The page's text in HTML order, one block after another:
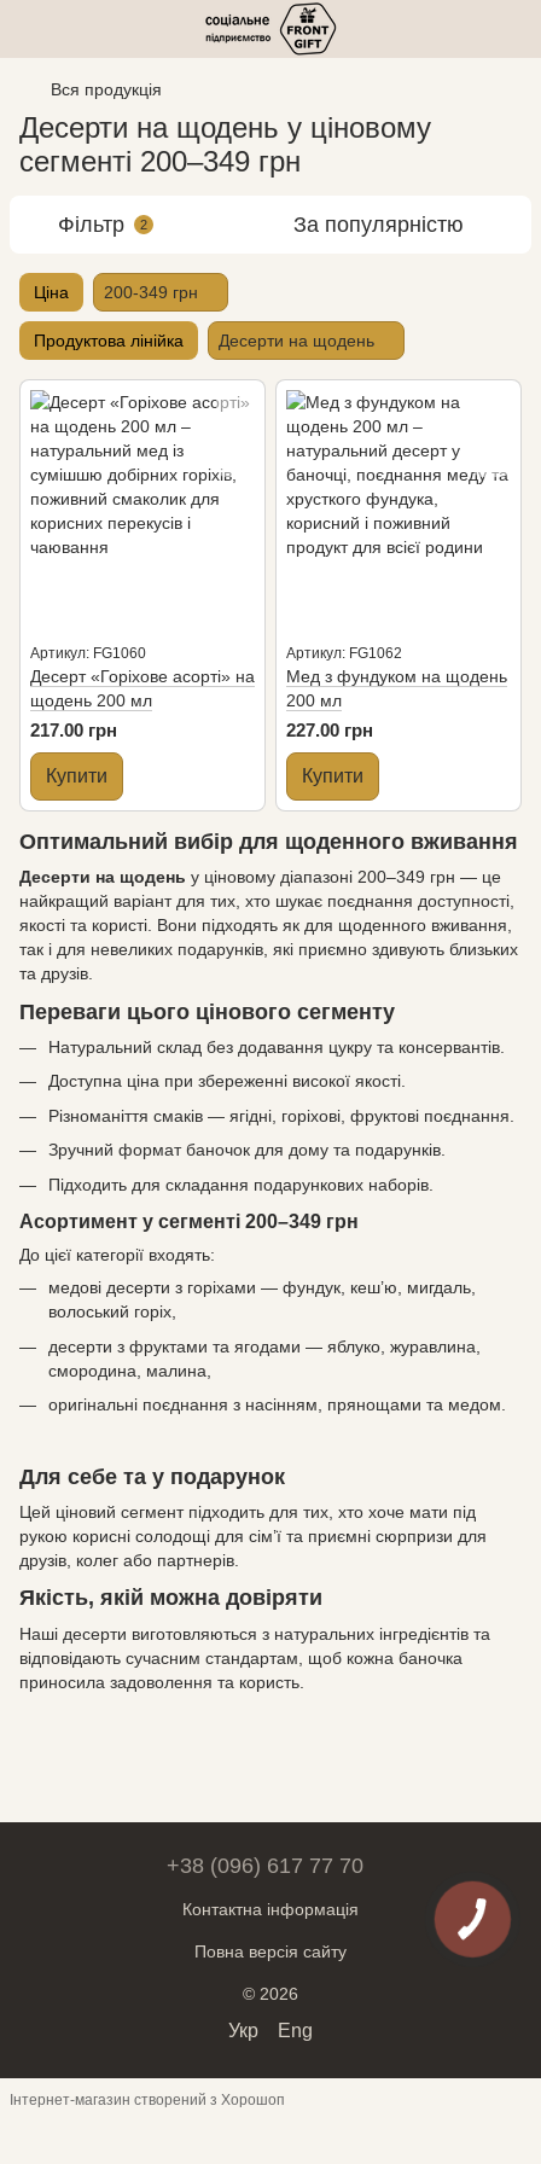
Вся продукція
Десерти на щодень у ціновому
сегменті 200–349 грн
Фільтр 2 За популярністю
Ціна 200-349 грн
Продуктова лінійка Десерти на щодень
Артикул: FG1060
Десерт «Горіхове асорті» на
щодень 200 мл
217.00 грн
Купити
Артикул: FG1062
Мед з фундуком на щодень
200 мл
227.00 грн
Купити
Оптимальний вибір для щоденного вживання
Десерти на щодень у ціновому діапазоні 200–349 грн — це
найкращий варіант для тих, хто шукає поєднання доступності,
якості та користі. Вони підходять як для щоденного вживання,
так і для невеликих подарунків, які приємно здивують близьких
та друзів.
Переваги цього цінового сегменту
Натуральний склад без додавання цукру та консервантів.
Доступна ціна при збереженні високої якості.
Різноманіття смаків — ягідні, горіхові, фруктові поєднання.
Зручний формат баночок для дому та подарунків.
Підходить для складання подарункових наборів.
Асортимент у сегменті 200–349 грн
До цієї категорії входять:
медові десерти з горіхами — фундук, кеш’ю, мигдаль,
волоський горіх,
десерти з фруктами та ягодами — яблуко, журавлина,
смородина, малина,
оригінальні поєднання з насінням, прянощами та медом.
Для себе та у подарунок
Цей ціновий сегмент підходить для тих, хто хоче мати під
рукою корисні солодощі для сім’ї та приємні сюрпризи для
друзів, колег або партнерів.
Якість, якій можна довіряти
Наші десерти виготовляються з натуральних інгредієнтів та
відповідають сучасним стандартам, щоб кожна баночка
приносила задоволення та користь.
+38 (096) 617 77 70
Контактна інформація
Повна версія сайту
© 2026
Укр Eng
Інтернет-магазин створений з Хорошоп